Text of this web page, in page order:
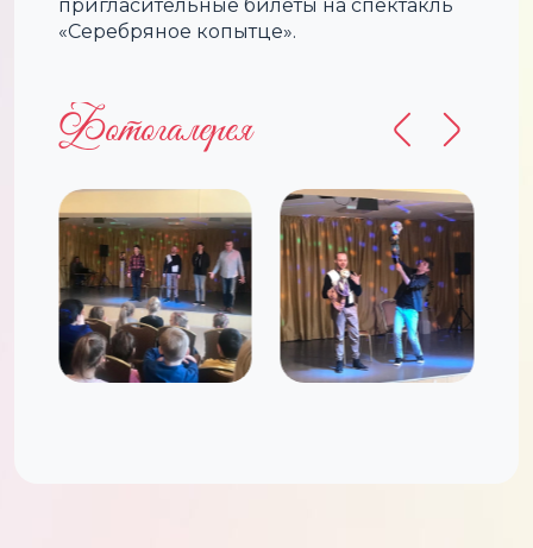
пригласительные билеты на спектакль
«Серебряное копытце».
Фотогалерея